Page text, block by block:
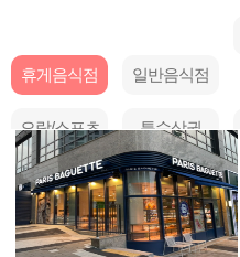
휴게음식점 일반음식점
오락/스포츠 특수상권